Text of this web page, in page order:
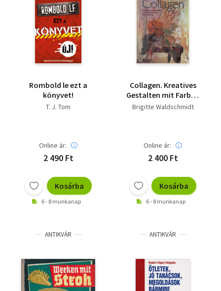
Idegen nyelvű
Irodalom
Minikönyv
Szótár, nyelvkönyv
Társadalomtudomány
Történelem
Egyéb
Rombold le ezt a
könyvet!
T. J. Tom
Online ár:
2 490 Ft
Kosárba
6 - 8 munkanap
Collagen. Kreatives
Gestalten mit Farben
und Materialien
Brigitte Waldschmidt
Online ár:
2 400 Ft
Kosárba
6 - 8 munkanap
ANTIKVÁR ANTIKVÁR